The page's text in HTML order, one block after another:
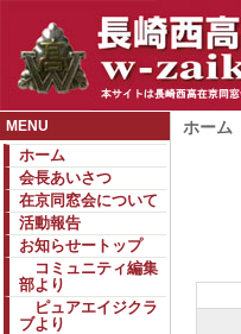
MENU
ホーム
会長あいさつ
在京同窓会について
活動報告
お知らせートップ
コミュニティ編集
部より
ピュアエイジクラ
ブより
ホーム